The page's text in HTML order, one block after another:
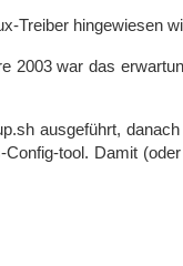
Treiber hingewiesen
2003 war das
ausgeführt,
tool. Damit